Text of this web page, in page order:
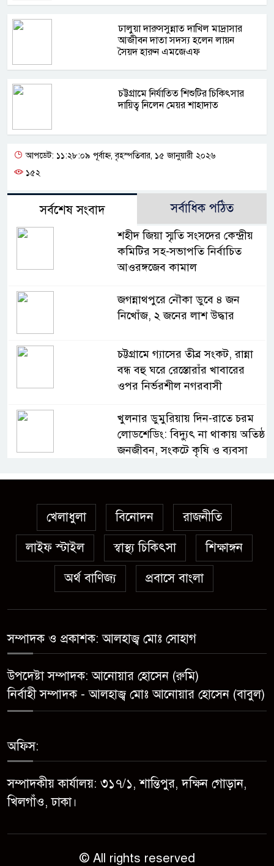
ঢালুয়া দারুসসুন্নাত দাখিল মাদ্রাসার
আজীবন দাতা সদস্য হলেন লায়ন
সৈয়দ হারুন এমজেএফ
চট্টগ্রামে নির্যাতিত শিশুটির চিকিৎসার
দায়িত্ব নিলেন মেয়র শাহাদাত
আপডেট: ১১:২৮:০৯ পূর্বাহ্ন, বৃহস্পতিবার, ১৫ জানুয়ারী ২০২৬
১৫২
সর্বশেষ সংবাদ সর্বাধিক পঠিত
শহীদ জিয়া স্মৃতি সংসদের কেন্দ্রীয়
কমিটির সহ-সভাপতি নির্বাচিত
আওরঙ্গজেব কামাল
জগন্নাথপুরে নৌকা ডুবে ৪ জন
নিখোঁজ, ২ জনের লাশ উদ্ধার
চট্টগ্রামে গ্যাসের তীব্র সংকট, রান্না
বন্ধ বহু ঘরে রেস্তোরাঁর খাবারের
ওপর নির্ভরশীল নগরবাসী
খুলনার ডুমুরিয়ায় দিন-রাতে চরম
লোডশেডিং: বিদ্যুৎ না থাকায় অতিষ্ঠ
জনজীবন, সংকটে কৃষি ও ব্যবসা
অস্ত্র উদ্ধারে ডেভিড ইমনসহ ৫
পুলিশ
সেনবাগে নতুন গ্যাস কূপের খনন
শুরু, মিলতে পারে দৈনিক ৫-৭
মিলিয়ন ঘনফুট গ্যাস
মেয়েকে ধর্ষণের অভিযোগে সেনবাগে
সোনাতলা পৌরসভার উপ-সহকারী
প্রকৌশলীর বিরুদ্ধে সাংবাদিকের
অভিযোগ,তদন্তের আশ্বাস প্রশাসকের
সাক্ষ্যগ্রহণ শুরু
উন্নয়ন কে প্রাধান্য দিয়ে বগুড়ার
খেলাধুলা বিনোদন
রাজনীতি
লাইফ স্টাইল
স্বাস্থ্য চিকিৎসা
শিক্ষাঙ্গন
অর্থ বাণিজ্য
প্রবাসে বাংলা
সম্পাদক ও প্রকাশক: আলহাজ্ব মোঃ সোহাগ
উপদেষ্টা সম্পাদক: আনোয়ার হোসেন (রুমি)
নির্বাহী সম্পাদক - আলহাজ্ব মোঃ আনোয়ার হোসেন (বাবুল)
অফিস:
সম্পাদকীয় কার্যালয়: ৩১৭/১, শান্তিপুর, দক্ষিন গোড়ান,
খিলগাঁও, ঢাকা।
© All rights reserved